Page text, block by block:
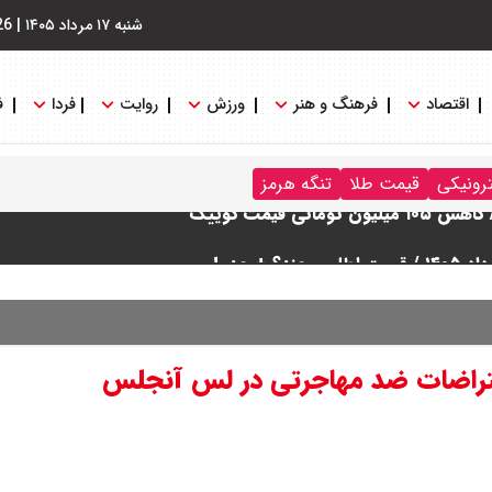
شنبه ۱۷ مرداد ۱۴۰۵ |
اقتصاد فرهنگ و هنر ورزش روایت فردا
قیمت طلا
تنگه هرمز
ضد مهاجرتی در لس آنجلس